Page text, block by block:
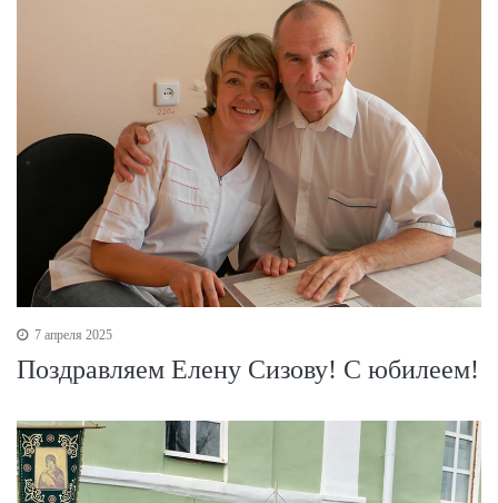
7 апреля 2025
Поздравляем Елену Сизову! С юбилеем!